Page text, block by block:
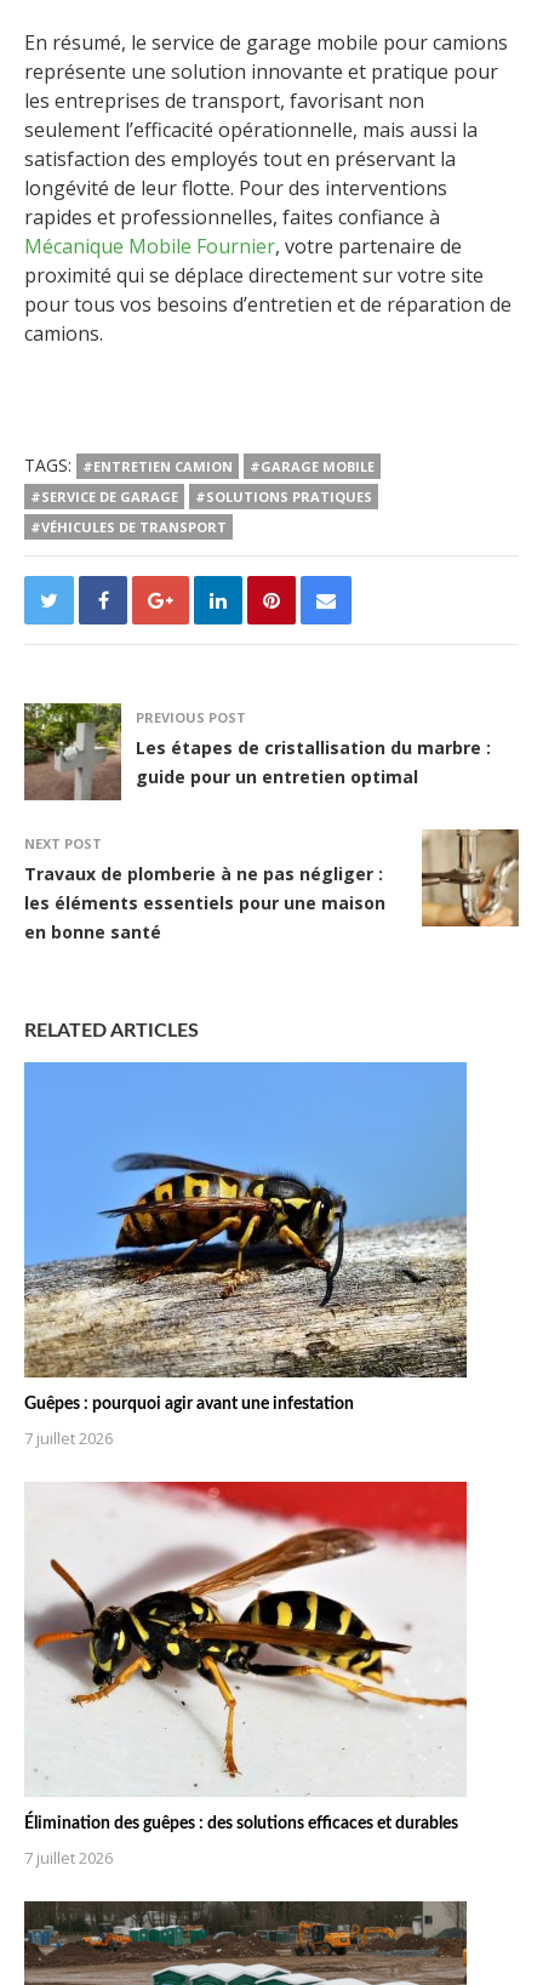
En résumé, le service de garage mobile pour camions
représente une solution innovante et pratique pour
les entreprises de transport, favorisant non
seulement l’efficacité opérationnelle, mais aussi la
satisfaction des employés tout en préservant la
longévité de leur flotte. Pour des interventions
rapides et professionnelles, faites confiance à
Mécanique Mobile Fournier, votre partenaire de
proximité qui se déplace directement sur votre site
pour tous vos besoins d’entretien et de réparation de
camions.
TAGS: #ENTRETIEN CAMION
#GARAGE MOBILE
#SERVICE DE GARAGE
#SOLUTIONS PRATIQUES
#VÉHICULES DE TRANSPORT
PREVIOUS POST
Les étapes de cristallisation du marbre :
guide pour un entretien optimal
NEXT POST
Travaux de plomberie à ne pas négliger :
les éléments essentiels pour une maison
en bonne santé
RELATED ARTICLES
Guêpes : pourquoi agir avant une infestation
7 juillet 2026
Élimination des guêpes : des solutions efficaces et durables
7 juillet 2026